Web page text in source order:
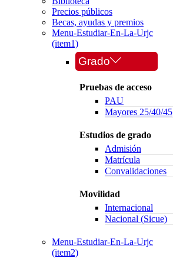
Precios públicos
Becas, ayudas y premios
Menu-Estudiar-En-La-Urjc
(item1)
Grado
Pruebas de acceso
PAU
Mayores 25/40/45
Estudios de grado
Admisión
Matrícula
Convalidaciones
Movilidad
Internacional
Nacional (Sicue)
Menu-Estudiar-En-La-Urjc
(item2)